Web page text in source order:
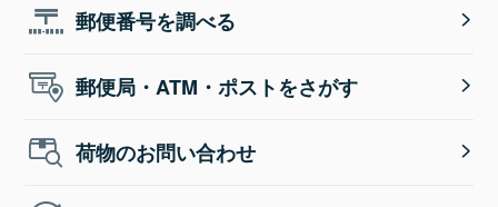
郵便番号を調べる
郵便局・ATM・ポストをさがす
荷物のお問い合わせ